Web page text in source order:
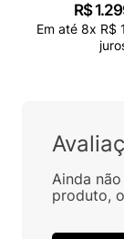
R$ 1.
Em até 8x R$
Ainda
produto,